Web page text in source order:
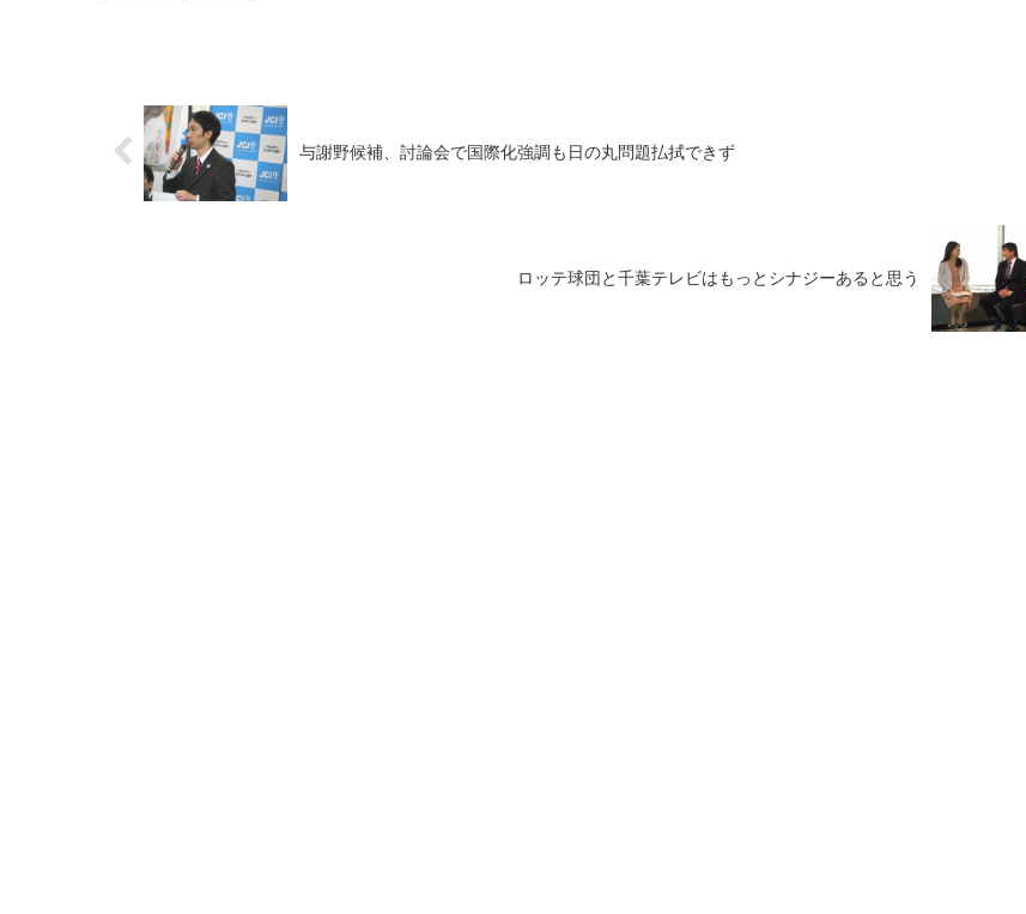
与謝野候補、討論会で国際化強調も日の丸問題払拭できず
ロッテ球団と千葉テレビはもっとシナジーあると思う